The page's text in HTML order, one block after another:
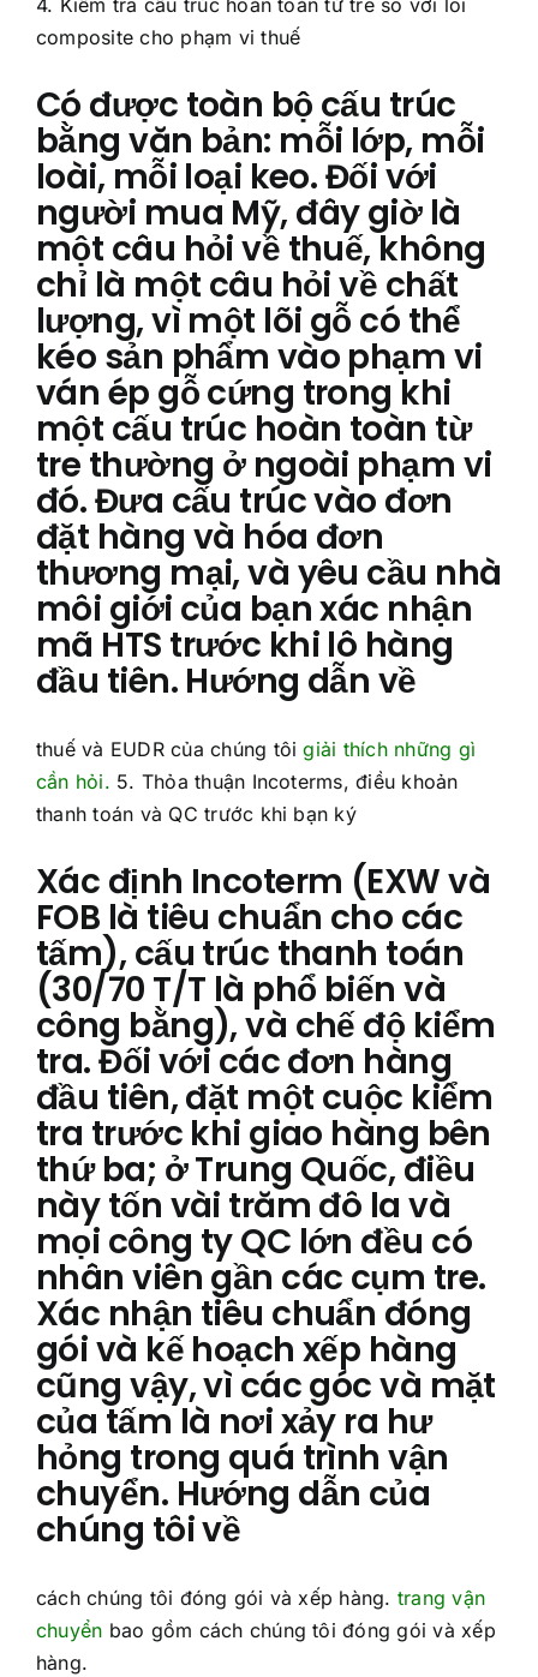
4. Kiểm tra cấu trúc hoàn toàn từ tre so với lõi
composite cho phạm vi thuế
Có được toàn bộ cấu trúc
bằng văn bản: mỗi lớp, mỗi
loài, mỗi loại keo. Đối với
người mua Mỹ, đây giờ là
một câu hỏi về thuế, không
chỉ là một câu hỏi về chất
lượng, vì một lõi gỗ có thể
kéo sản phẩm vào phạm vi
ván ép gỗ cứng trong khi
một cấu trúc hoàn toàn từ
tre thường ở ngoài phạm vi
đó. Đưa cấu trúc vào đơn
đặt hàng và hóa đơn
thương mại, và yêu cầu nhà
môi giới của bạn xác nhận
mã HTS trước khi lô hàng
đầu tiên. Hướng dẫn về
thuế và EUDR của chúng tôigiải thích những gì
cần hỏi. 5. Thỏa thuận Incoterms, điều khoản
thanh toán và QC trước khi bạn ký
Xác định Incoterm (EXW và
FOB là tiêu chuẩn cho các
tấm), cấu trúc thanh toán
(30/70 T/T là phổ biến và
công bằng), và chế độ kiểm
tra. Đối với các đơn hàng
đầu tiên, đặt một cuộc kiểm
tra trước khi giao hàng bên
thứ ba; ở Trung Quốc, điều
này tốn vài trăm đô la và
mọi công ty QC lớn đều có
nhân viên gần các cụm tre.
Xác nhận tiêu chuẩn đóng
gói và kế hoạch xếp hàng
cũng vậy, vì các góc và mặt
của tấm là nơi xảy ra hư
hỏng trong quá trình vận
chuyển. Hướng dẫn của
chúng tôi về
cách chúng tôi đóng gói và xếp hàng. trang vận
chuyển bao gồm cách chúng tôi đóng gói và xếp
hàng.